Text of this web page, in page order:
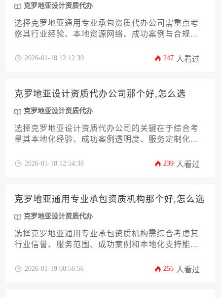
克罗地亚设计资质代办
选择克罗地亚通用专业承包资质代办公司需重点考
察其行业经验、本地资源网络、成功案例与合规服
熟悉克罗地亚建筑法规体系，并能提供全程双语协
2026-01-18 12:12:39 247 人看过
克罗地亚设计资质代办公司那个好,怎么选
克罗地亚设计资质代办
选择克罗地亚设计资质代办公司的关键在于综合考
量其本地化经验、成功案例透明度、服务定制化程
资质库更新频率与合同条款细节来规避潜在风险。
2026-01-18 12:54:38 239 人看过
克罗地亚通用专业承包资质机构那个好,怎么选
克罗地亚设计资质代办
选择克罗地亚通用专业承包资质机构需综合考虑其
行业信誉、服务范围、成功案例和本地化支持能
方式筛选才能找到真正可靠的合作伙伴。
2026-01-19 00:56:56 255 人看过